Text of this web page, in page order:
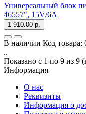
Универсальный блок
46557", 15V/6A
1 910.00 р.
В наличии Код товара:
..
Показано с 1 по 9 из 9
Информация
О нас
Реквизиты
Информация о